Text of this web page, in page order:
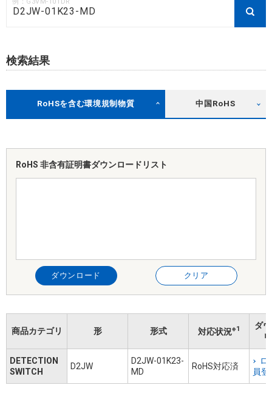
検索結果
RoHSを含む環境規制物質 中国RoHS
RoHS 非含有証明書ダウンロードリスト
ダウンロード クリア
商品カテゴリ 形 形式 対応状況※1
ダ
DETECTION
SWITCH
D2JW
D2JW-01K23-
MD
RoHS対応済
ロ
員登